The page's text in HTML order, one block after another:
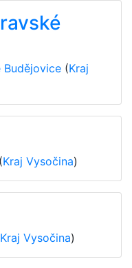
Budějovice (Kraj
(Kraj Vysočina)
Kraj Vysočina)